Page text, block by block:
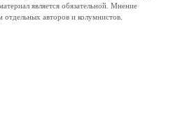
является обязательной. Мнение
авторов и колумнистов.